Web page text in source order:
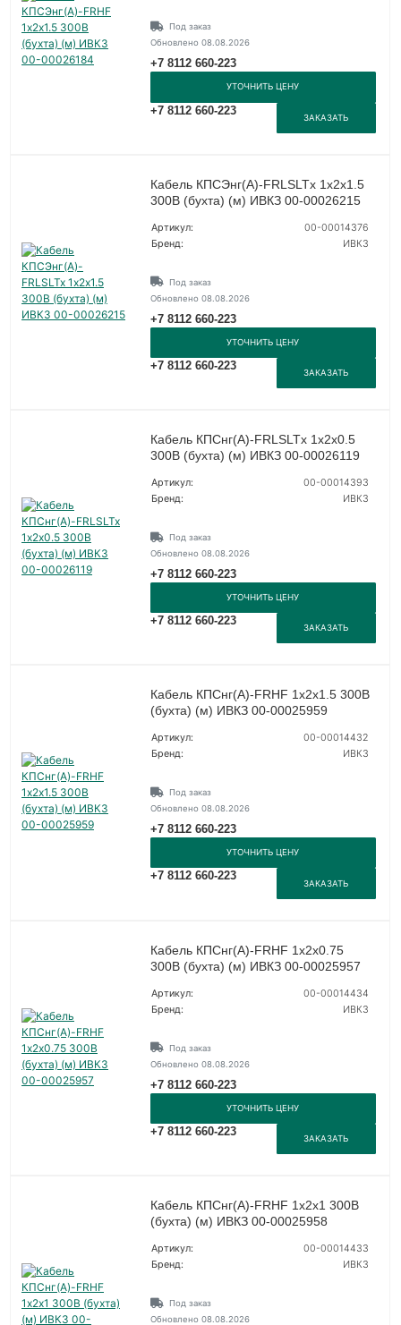
Под заказ
Обновлено 08.08.2026
+7 8112 660-223
УТОЧНИТЬ ЦЕНУ
+7 8112 660-223
ЗАКАЗАТЬ
Кабель КПСЭнг(А)-FRLSLTx 1х2х1.5
300В (бухта) (м) ИВКЗ 00-00026215
Артикул:
00-00014376
Бренд:
ИВКЗ
Под заказ
Обновлено 08.08.2026
+7 8112 660-223
УТОЧНИТЬ ЦЕНУ
+7 8112 660-223
ЗАКАЗАТЬ
Кабель КПСнг(А)-FRLSLTx 1х2х0.5
300В (бухта) (м) ИВКЗ 00-00026119
Артикул:
00-00014393
Бренд:
ИВКЗ
Под заказ
Обновлено 08.08.2026
+7 8112 660-223
УТОЧНИТЬ ЦЕНУ
+7 8112 660-223
ЗАКАЗАТЬ
Кабель КПСнг(А)-FRHF 1х2х1.5 300В
(бухта) (м) ИВКЗ 00-00025959
Артикул:
00-00014432
Бренд:
ИВКЗ
Под заказ
Обновлено 08.08.2026
+7 8112 660-223
УТОЧНИТЬ ЦЕНУ
+7 8112 660-223
ЗАКАЗАТЬ
Кабель КПСнг(А)-FRHF 1х2х0.75
300В (бухта) (м) ИВКЗ 00-00025957
Артикул:
00-00014434
Бренд:
ИВКЗ
Под заказ
Обновлено 08.08.2026
+7 8112 660-223
УТОЧНИТЬ ЦЕНУ
+7 8112 660-223
ЗАКАЗАТЬ
Кабель КПСнг(А)-FRHF 1х2х1 300В
(бухта) (м) ИВКЗ 00-00025958
Артикул:
00-00014433
Бренд:
ИВКЗ
Под заказ
Обновлено 08.08.2026